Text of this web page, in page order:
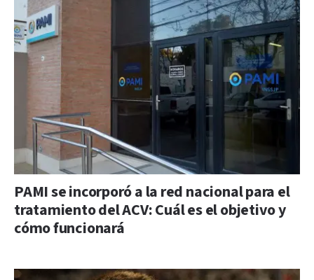
PAMI se incorporó a la red nacional para el
tratamiento del ACV: Cuál es el objetivo y
cómo funcionará